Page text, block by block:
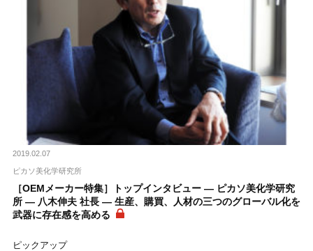
2019.02.07
ピカソ美化学研究所
［OEMメーカー特集］トップインタビュー ― ピカソ美化学研究
所 ― 八木伸夫 社長 ― 生産、購買、人材の三つのグローバル化を
武器に存在感を高める
ピックアップ